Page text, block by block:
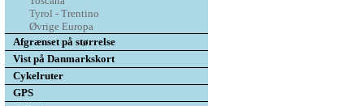
Tyrol - Trentino
Øvrige Europa
Afgrænset på størrelse
Vist på Danmarkskort
Cykelruter
GPS